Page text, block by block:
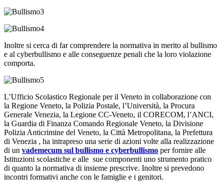
Inoltre si cerca di far comprendere la normativa in merito al bullismo
e al cyberbullismo e alle conseguenze penali che la loro violazione
comporta.
L’Ufficio Scolastico Regionale per il Veneto in collaborazione con
la Regione Veneto, la Polizia Postale, l’Università, la Procura
Generale Venezia, la Legione CC-Veneto, il CORECOM, l’ANCI,
la Guardia di Finanza Comando Regionale Veneto, la Divisione
Polizia Anticrimine del Veneto, la Città Metropolitana, la Prefettura
di Venezia , ha intrapreso una serie di azioni volte alla realizzazione
di un vademecum sul bullismo e cyberbullismo per fornire alle
Istituzioni scolastiche e alle sue componenti uno strumento pratico
di quanto la normativa di insieme prescrive. Inoltre si prevedono
incontri formativi anche con le famiglie e i genitori.